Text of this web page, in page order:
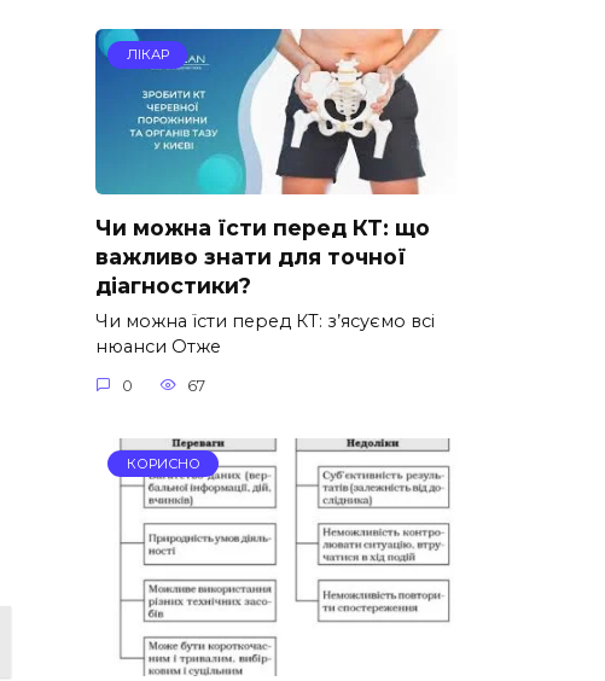
ЛІКАР
Чи можна їсти перед КТ: що
важливо знати для точної
діагностики?
Чи можна їсти перед КТ: з’ясуємо всі
нюанси Отже
0 67
КОРИСНО